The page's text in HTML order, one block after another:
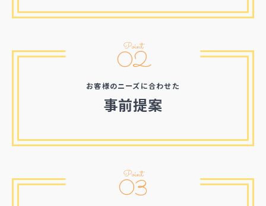
Point
02
お客様のニーズに合わせた
事前提案
Point
03